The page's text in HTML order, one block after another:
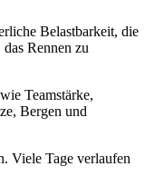
Belastbarkeit, die
Rennen zu
Teamstärke,
Bergen und
Viele Tage verlaufen